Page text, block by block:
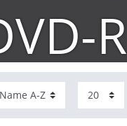
R